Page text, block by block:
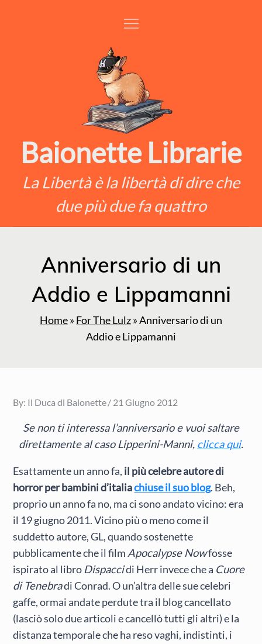
Baionette Librarie
La Libertà è la libertà di dire che
due più due fa quattro
Anniversario di un
Addio e Lippamanni
Home» For The Lulz»Anniversario di un
Addio e Lippamanni
By: Il Duca di Baionette Posted
21 Giugno 2012
Se non ti interessa l’anniversario e vuoi saltare
direttamente al caso Lipperini-Manni, clicca qui.
Esattamente un anno fa, il più celebre autore di
horror per bambini d’italiachiuse il suo blog. Beh,
proprio un anno fa no, ma ci sono andato vicino: era
il 19 giugno 2011. Vicino più o meno come il
suddetto autore, GL, quando sostenette
pubblicamente che il film Apocalypse Nowfosse
ispirato al libro Dispaccidi Herr invece che a Cuore
di Tenebradi Conrad. O un’altra delle sue celebri
gaffe, ormai andate perdute tra il blog cancellato
(lasciò solo due articoli e cancellò tutti gli altri) e la
distanza temporale che ha reso vaghi, indistinti, i